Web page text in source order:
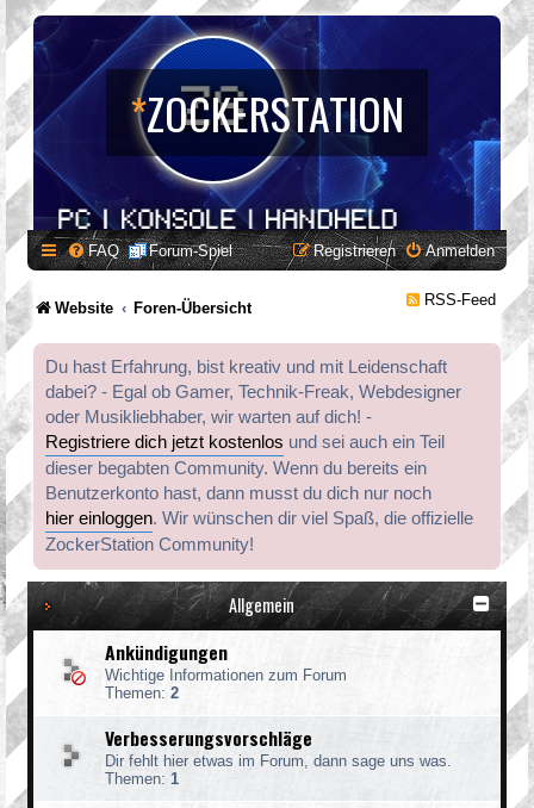
*ZOCKERSTATION
FAQ Forum-Spiel Anmelden
Registrieren
Website Foren-Übersicht RSS-Feed
Du hast Erfahrung, bist kreativ und mit Leidenschaft
dabei? - Egal ob Gamer, Technik-Freak, Webdesigner
oder Musikliebhaber, wir warten auf dich! -
Registriere dich jetzt kostenlos und sei auch ein Teil
dieser begabten Community. Wenn du bereits ein
Benutzerkonto hast, dann musst du dich nur noch
hier einloggen. Wir wünschen dir viel Spaß, die offizielle
ZockerStation Community!
Allgemein
Ankündigungen
Wichtige Informationen zum Forum
Themen: 2
Verbesserungsvorschläge
Dir fehlt hier etwas im Forum, dann sage uns was.
Themen: 1